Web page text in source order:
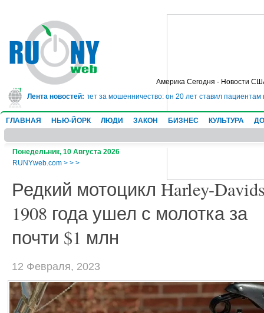
Америка Сегодня - Новости
Лента новостей:
в тюрьму на 10 лет за мошенничество: он 20 лет ставил пациентам
ГЛАВНАЯ НЬЮ-ЙОРК ЛЮДИ ЗАКОН БИЗНЕС КУЛЬТУРА
Понедельник, 10 Августа 2026
RUNYweb.com > > >
Редкий мотоцикл Harley-
1908 года ушел с молотка за
почти $1 млн
12 Февраля, 2023